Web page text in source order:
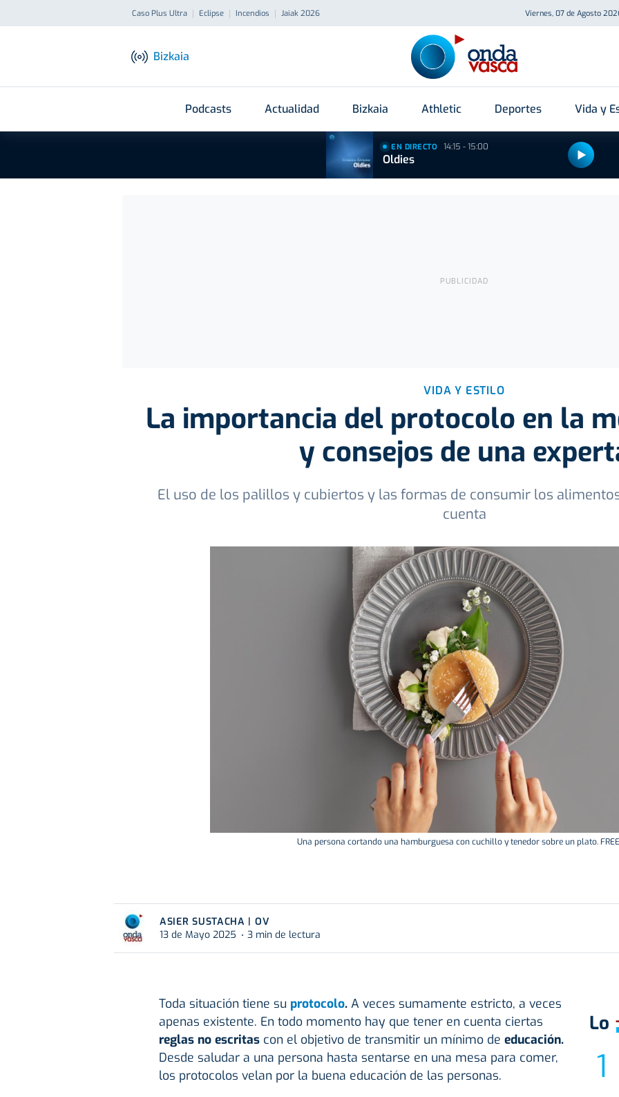
Caso Plus Ultra Eclipse Incendios Jaiak 2026 Viernes, 07 de Agosto
Bizkaia
Podcasts Actualidad Bizkaia Athletic Deportes Vida y
EN DIRECTO 14:15 - 15:00
Oldies
VIDA Y ESTILO
La importancia del protocolo en la
y consejos de una
El uso de los palillos y cubiertos y las formas de consumir los
cuenta
Una persona cortando una hamburguesa con cuchillo y tenedor sobre un plato.
ASIER SUSTACHA | OV
13 de Mayo 2025
3 min de lectura
Toda situación tiene su protocolo.A veces sumamente estricto, a veces
apenas existente. En todo momento hay que tener en cuenta ciertas
reglas no escritascon el objetivo de transmitir un mínimo de educación.
Desde saludar a una persona hasta sentarse en una mesa para comer,
los protocolos velan por la buena educación de las personas.
Lo